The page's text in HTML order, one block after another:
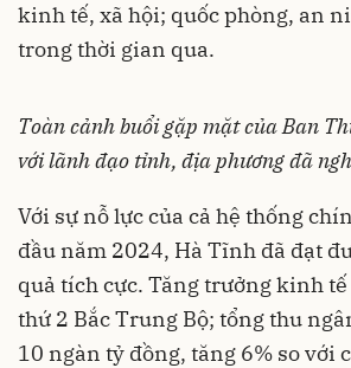
kinh tế, xã hội; quốc phòng, an
trong thời gian qua.
Toàn cảnh buổi gặp mặt của Ban
với lãnh đạo tỉnh, địa phương đã
Với sự nỗ lực của cả hệ thống
đầu năm 2024, Hà Tĩnh đã đạt
quả tích cực. Tăng trưởng kinh
thứ 2 Bắc Trung Bộ; tổng thu
10 ngàn tỷ đồng, tăng 6% so với